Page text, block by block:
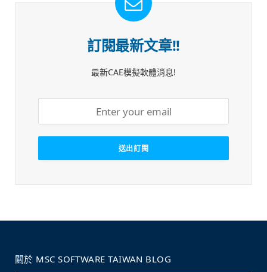
訂閱最新文章!!
最新CAE模擬軟體消息!
關於 MSC SOFTWARE TAIWAN BLOG